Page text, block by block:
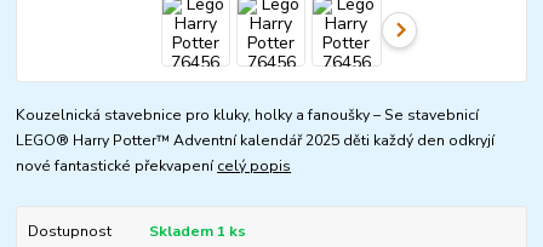
Kouzelnická stavebnice pro kluky, holky a fanoušky – Se stavebnicí
LEGO® Harry Potter™ Adventní kalendář 2025 děti každý den odkryjí
nové fantastické překvapenícelý popis
Dostupnost Skladem 1 ks